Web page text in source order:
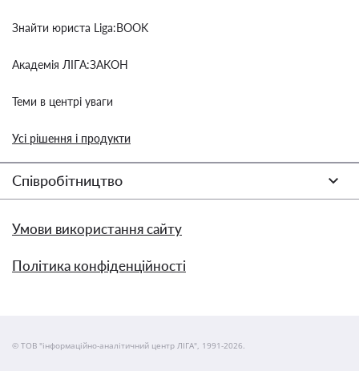
Знайти юриста Liga:BOOK
Академія ЛІГА:ЗАКОН
Теми в центрі уваги
Усі рішення і продукти
Співробітництво
Умови використання сайту
Політика конфіденційності
© ТОВ "інформаційно-аналітичний центр ЛІГА", 1991-2026.